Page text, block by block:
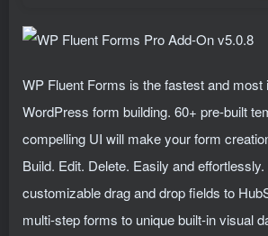
WP Fluent Forms is the fastest and most
WordPress form building. 60+ pre-built
compelling UI will make your form
Build. Edit. Delete. Easily and
customizable drag and drop fields to
multi-step forms to unique built-in visual